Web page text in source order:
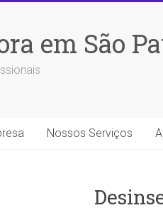
em São
Nossos Serviços